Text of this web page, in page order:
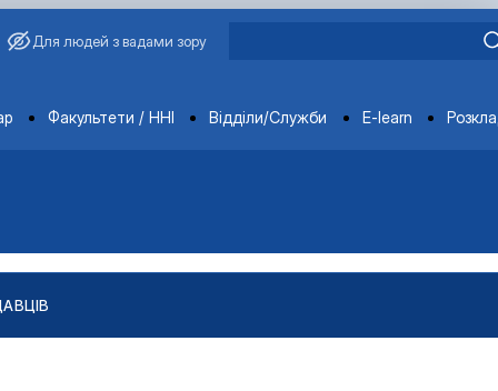
Для людей з вадами зору
Факультети / ННІ Відділи/Служби E-learn